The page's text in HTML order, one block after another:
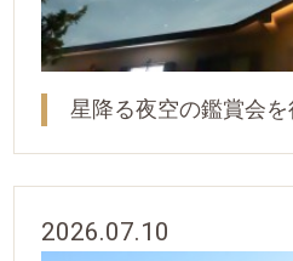
星降る夜空の鑑賞会を
2026.07.10